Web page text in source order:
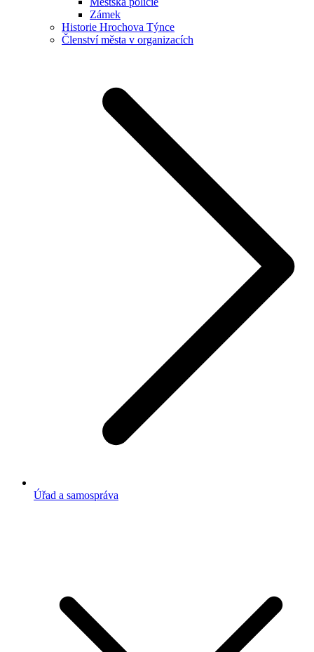
Zámek
Historie Hrochova Týnce
Členství města v organizacích
Úřad a samospráva